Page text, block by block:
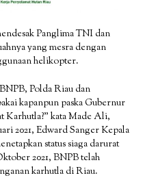
Panglima TNI dan
yang mesra dengan
helikopter.
Polda Riau dan
kapanpun paska Gubernur
Karhutla?” kata Made Ali,
2021, Edward Sanger Kepala
status siaga darurat
2021, BNPB telah
karhutla di Riau.